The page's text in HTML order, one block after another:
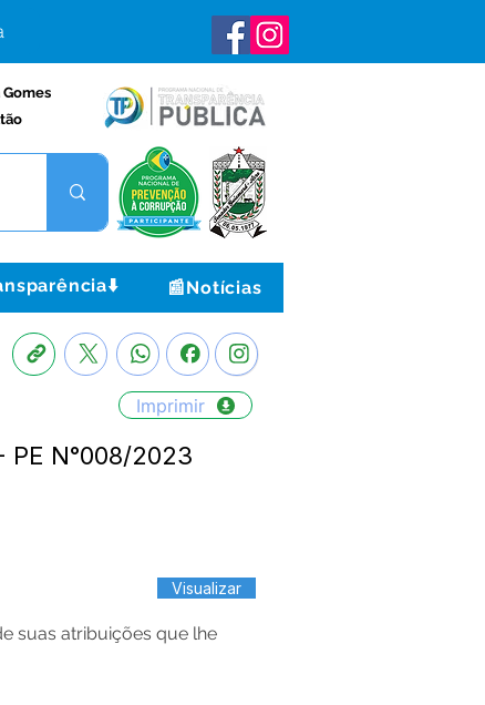
Gomes
📰Notícias
Imprimir
N°008/2023
Visualizar
suas atribuições que lhe